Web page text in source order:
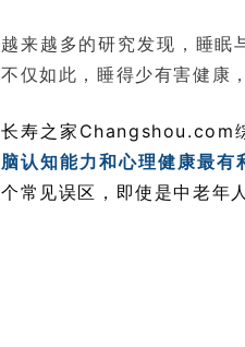
越来越多的研究发现，睡眠
不仅如此，睡得少有害健康
长寿之家Changshou.com
脑认知能力和心理健康最
个常见误区，即使是中老年